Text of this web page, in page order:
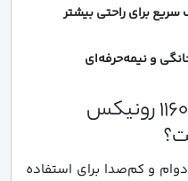
برای راحتی بیشتر
و نیمه‌حرفه‌ای
چرا خرید کارواش 160 بار 1160 رونیکس
و کم‌صدا برای استفاده